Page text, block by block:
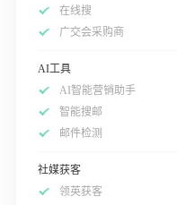
在线搜
广交会采购商
AI工具
AI智能营销助手
智能搜邮
邮件检测
社媒获客
领英获客